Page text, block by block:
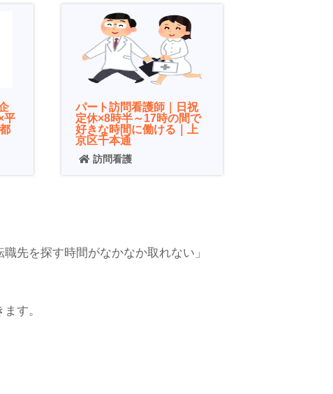
平
パート訪問看護師｜日祝
定休×8時半～17時の間で
好きな時間に働ける｜上
京区千本通
訪問看護
先を探す時間がなかなか取れない」
す。